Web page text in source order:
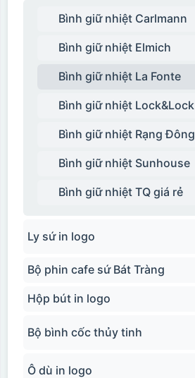
Bình giữ nhiệt Carlmann
Bình giữ nhiệt Elmich
Bình giữ nhiệt La Fonte
Bình giữ nhiệt Lock&Lock
Bình giữ nhiệt Rạng Đông
Bình giữ nhiệt Sunhouse
Bình giữ nhiệt TQ giá rẻ
Ly sứ in logo
Bộ phin cafe sứ Bát Tràng
Hộp bút in logo
Bộ bình cốc thủy tinh
Ô dù in logo